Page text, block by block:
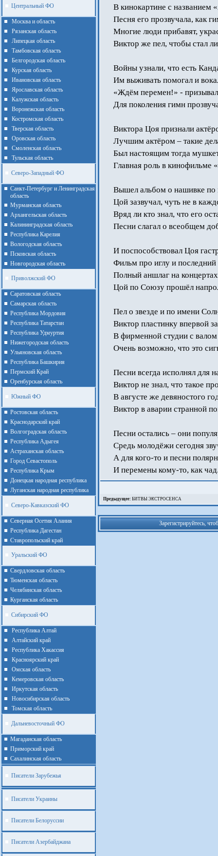
Центральный ФО
Москва и область
Рязанская область
Липецкая область
Тамбовская область
Белгородская область
Курская область
Ивановская область
Ярославская область
Калужская область
Воронежская область
Костромская область
Тверская область
Оровская область
Смоленская область
Тульская область
Северо-Западный ФО
Санкт-Петербург и Ленинградская
область
Мурманская область
Архангельская область
Калининградская область
Республика Карелия
Вологодская область
Псковская область
Новгородская область
Приволжский ФО
Cаратовская область
Cамарская область
Республика Мордовия
Республика Татарстан
Республика Удмуртия
Нижегородская область
Ульяновская область
Республика Башкирия
Пермский Край
Оренбурская область
Южный ФО
Ростовская область
Краснодарский край
Волгоградская область
Республика Адыгея
Астраханская область
Город Севастополь
Республика Крым
Донецкая народная республика
Луганская народная республика
Северо-Кавказский ФО
Северная Осетия Алания
Республика Дагестан
Ставропольский край
Уральский ФО
Cвердловская область
Тюменская область
Челябинская область
Курганская область
Сибирский ФО
Республика Алтай
Алтайcкий край
Республика Хакассия
Красноярский край
Омская область
Кемеровская область
Иркутская область
Новосибирская область
Томская область
Дальневосточный ФО
Магаданская область
Приморский край
Cахалинская область
Писатели Зарубежья
Писатели Украины
Писатели Белоруссии
Писатели Азербайджана
В кинокартине с названием
Песня его прозвучала, как
Многие люди прибавят,
Виктор же пел, чтобы стал
Войны узнали, что есть
Им выживать помогал и
«Ждём перемен!» - призывал
Для поколения гимн
Виктора Цоя признали
Лучшим актёром – такие
Был настоящим тогда
Главная роль в кинофильме
Вышел альбом о нашивке по
Цой зазвучал, чуть не в
Вряд ли кто знал, что его
Песни слагал о всеобщем
И поспособствовал Цоя
Фильм про иглу и последний
Полный аншлаг на
Цой по Союзу прошёл
Пел о звезде и по имени
Виктор пластинку впервой
В фирменной студии с
Очень возможно, что это
Песни всегда исполнял для
Виктор не знал, что такое
В августе же девяностого
Виктор в аварии странной
Песни остались – они
Средь молодёжи сегодня
А для кого-то и песни
И перемены кому-то, как
Предыдущее: БИТВЫ ЭКСТРОСЕНСА
Зарегистрируйтесь,